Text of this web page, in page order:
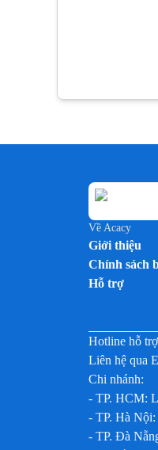
Việc làm Nhân
Việc làm Nhân
OTC / ETC
Việc làm Nhân
Việc làm PG
Việc làm PG /
Manager)
Việc làm Siêu
Việc làm Trưng
Việc làm
Leader)
Việc làm
Về Acacy
Giới thiệu
Chính sách
Hỗ trợ
Hotline hỗ
Liên hệ qua
Chi nhánh:
- TP. HCM:
- TP. Hà
- TP. Đà